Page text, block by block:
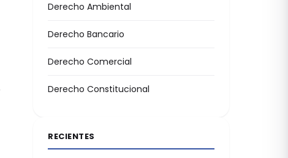
Derecho Ambiental
Derecho Bancario
Derecho Comercial
Derecho Constitucional
RECIENTES